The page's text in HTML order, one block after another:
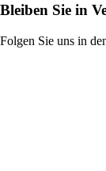
Bleiben Sie in
Folgen Sie uns in